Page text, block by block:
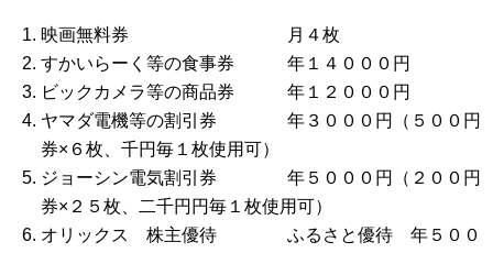
映画無料券 月４枚
すかいらーく等の食事券 年１４０００円
ビックカメラ等の商品券 年１２０００円
ヤマダ電機等の割引券 年３０００円（５００円
券×６枚、千円毎１枚使用可）
ジョーシン電気割引券 年５０００円（２００円
券×２５枚、二千円円毎１枚使用可）
オリックス 株主優待 ふるさと優待 年５００